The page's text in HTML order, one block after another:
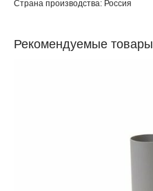
Страна производства: Россия
Рекомендуемые товары